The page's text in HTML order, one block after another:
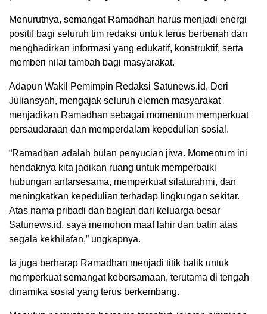
Menurutnya, semangat Ramadhan harus menjadi energi
positif bagi seluruh tim redaksi untuk terus berbenah dan
menghadirkan informasi yang edukatif, konstruktif, serta
memberi nilai tambah bagi masyarakat.
Adapun Wakil Pemimpin Redaksi Satunews.id, Deri
Juliansyah, mengajak seluruh elemen masyarakat
menjadikan Ramadhan sebagai momentum memperkuat
persaudaraan dan memperdalam kepedulian sosial.
“Ramadhan adalah bulan penyucian jiwa. Momentum ini
hendaknya kita jadikan ruang untuk memperbaiki
hubungan antarsesama, memperkuat silaturahmi, dan
meningkatkan kepedulian terhadap lingkungan sekitar.
Atas nama pribadi dan bagian dari keluarga besar
Satunews.id, saya memohon maaf lahir dan batin atas
segala kekhilafan,” ungkapnya.
Ia juga berharap Ramadhan menjadi titik balik untuk
memperkuat semangat kebersamaan, terutama di tengah
dinamika sosial yang terus berkembang.